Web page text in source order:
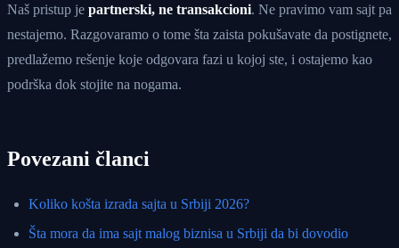
Naš pristup je partnerski, ne transakcioni. Ne pravimo vam sajt pa
nestajemo. Razgovaramo o tome šta zaista pokušavate da postignete,
predlažemo rešenje koje odgovara fazi u kojoj ste, i ostajemo kao
podrška dok stojite na nogama.
Povezani članci
Koliko košta izrada sajta u Srbiji 2026?
Šta mora da ima sajt malog biznisa u Srbiji da bi dovodio